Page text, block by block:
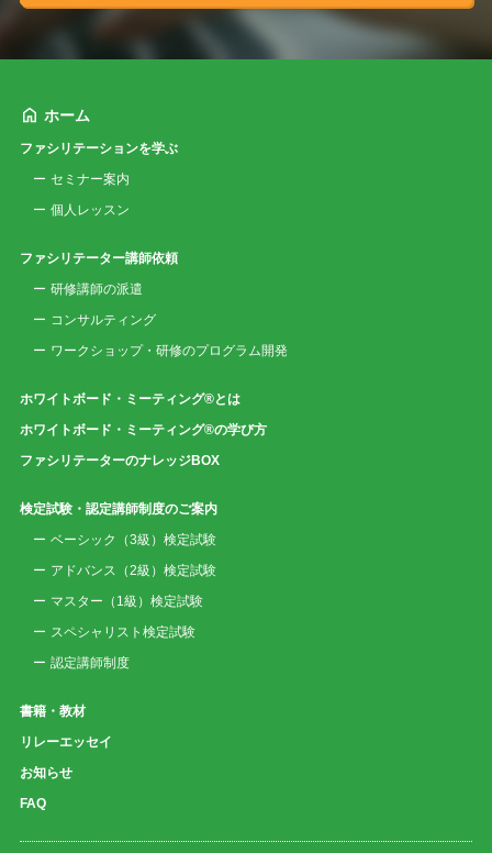
ホーム
ファシリテーションを学ぶ
セミナー案内
個人レッスン
ファシリテーター講師依頼
研修講師の派遣
コンサルティング
ワークショップ・研修のプログラム開発
ホワイトボード・ミーティング®とは
ホワイトボード・ミーティング®の学び方
ファシリテーターのナレッジBOX
検定試験・認定講師制度のご案内
ベーシック（3級）検定試験
アドバンス（2級）検定試験
マスター（1級）検定試験
スペシャリスト検定試験
認定講師制度
書籍・教材
リレーエッセイ
お知らせ
FAQ